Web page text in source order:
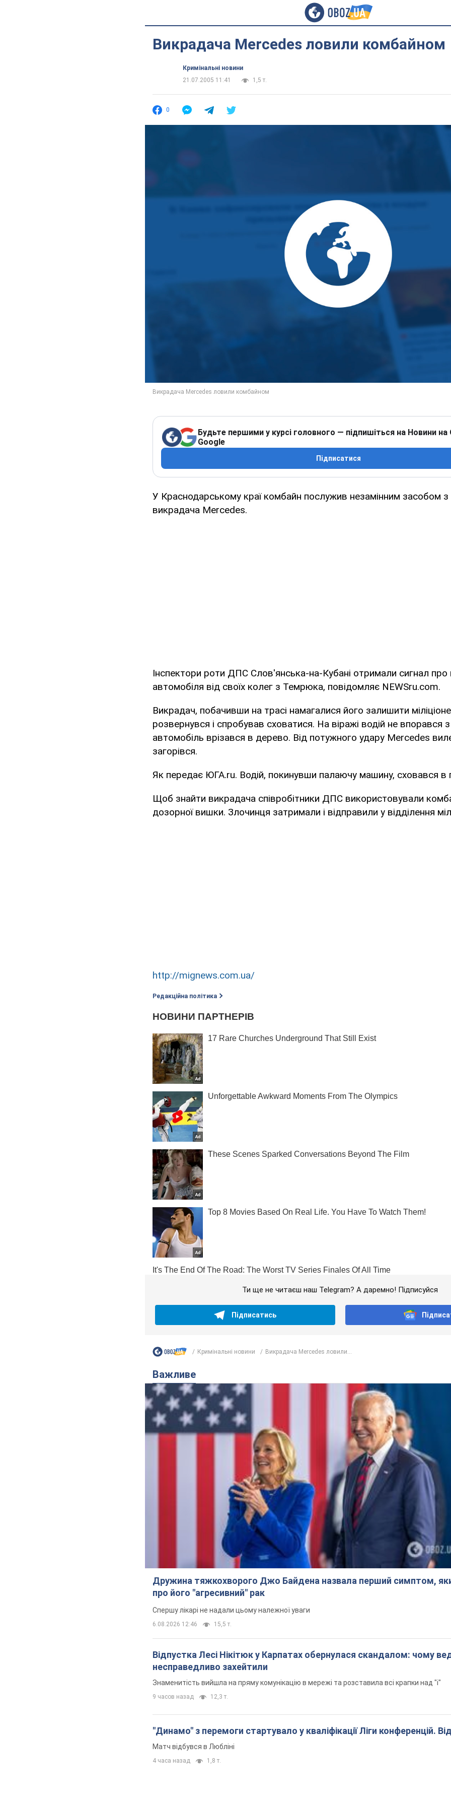
Викрадача Mercedes ловили комбайном
Кримінальні новини
21.07.2005 11:41
1,5 т.
0
Будьте першими у курсі головного — підпишіться на Новини на
Google
Підписатися
У Краснодарському краї комбайн послужив незамінним засобом
викрадача Mercedes.
Інспектори роти ДПС Слов'янська-на-Кубані отримали сигнал про
автомобіля від своїх колег з Темрюка, повідомляє NEWSru.com.
Викрадач, побачивши на трасі намагалися його залишити
розвернувся і спробував сховатися. На віражі водій не впорався
автомобіль врізався в дерево. Від потужного удару Mercedes
загорівся.
Як передає ЮГА.ru. Водій, покинувши палаючу машину, сховався в
Щоб знайти викрадача співробітники ДПС використовували
дозорної вишки. Злочинця затримали і відправили у відділення
http://mignews.com.ua/
Редакційна політика
Ти ще не читаєш наш Telegram? А даремно! Підписуйся
Підписатись
Кримінальні новини Викрадача Mercedes ловили...
Важливе
Дружина тяжкохворого Джо Байдена назвала перший симптом,
про його "агресивний" рак
Спершу лікарі не надали цьому належної уваги
6.08.2026 12:46 15,5 т.
Відпустка Лесі Нікітюк у Карпатах обернулася скандалом: чому
несправедливо захейтили
Знаменитість вийшла на пряму комунікацію в мережі та розставила всі крапки над "і"
9 часов назад 12,3 т.
"Динамо" з перемоги стартувало у кваліфікації Ліги конференцій.
Матч відбувся в Любліні
4 часа назад 1,8 т.